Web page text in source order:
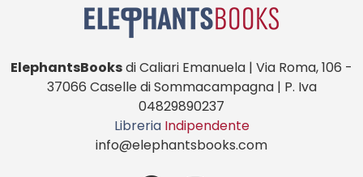
ElephantsBooksdi Caliari Emanuela | Via Roma, 106 -
37066 Caselle di Sommacampagna | P. Iva
04829890237
Libreria Indipendente
info@elephantsbooks.com